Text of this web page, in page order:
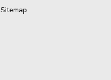
Sitemap